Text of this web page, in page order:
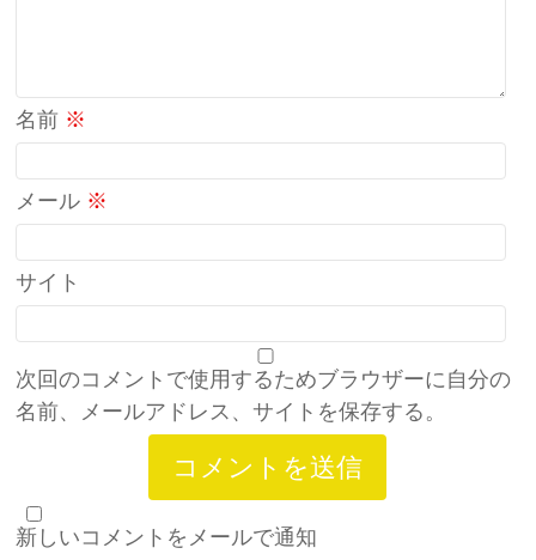
名前 ※
メール ※
サイト
次回のコメントで使用するためブラウザーに自分の
名前、メールアドレス、サイトを保存する。
新しいコメントをメールで通知